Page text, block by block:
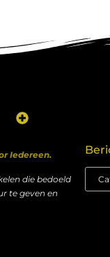
Iedereen.
die bedoeld
te geven en